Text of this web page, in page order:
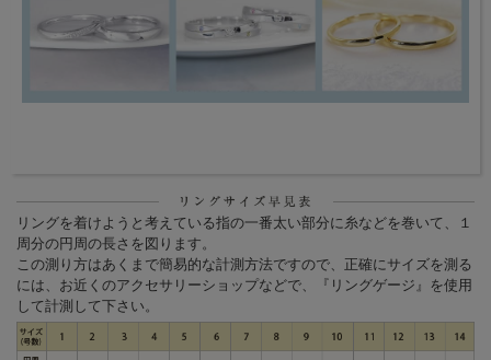
リングを着けようと考えている指の一番太い部分に糸などを巻いて、１
周分の円周の長さを図ります。
この測り方はあくまで簡易的な計測方法ですので、正確にサイズを測る
には、お近くのアクセサリーショップなどで、『リングゲージ』を使用
して計測して下さい。